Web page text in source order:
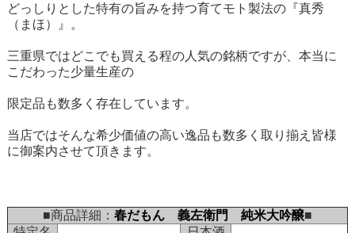
どっしりとした特有の旨みを持つ育てモト製法の『真秀
（まほ）』。
三重県ではどこでも買える程の人気の銘柄ですが、本当に
こだわった少量生産の
限定品も数多く存在しています。
当店ではそんな希少価値の高い逸品も数多く取り揃え皆様
に御案内させて頂きます。
■商品詳細： 春だもん 義左衛門 純米大吟醸■